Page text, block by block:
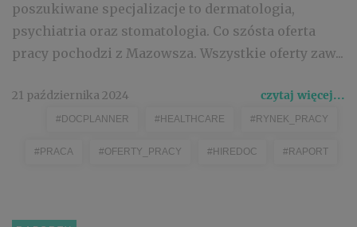
poszukiwane specjalizacje to dermatologia,
psychiatria oraz stomatologia. Co szósta oferta
pracy pochodzi z Mazowsza. Wszystkie oferty zaw...
21 października 2024 czytaj więcej...
#DOCPLANNER #HEALTHCARE #RYNEK_PRACY
#PRACA #OFERTY_PRACY #HIREDOC #RAPORT